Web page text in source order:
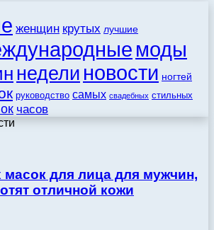
женщин крутых лучшие
моды
недели новости ногтей
руководство самых свадебных стильных
часов
масок для лица для мужчин,
отличной кожи